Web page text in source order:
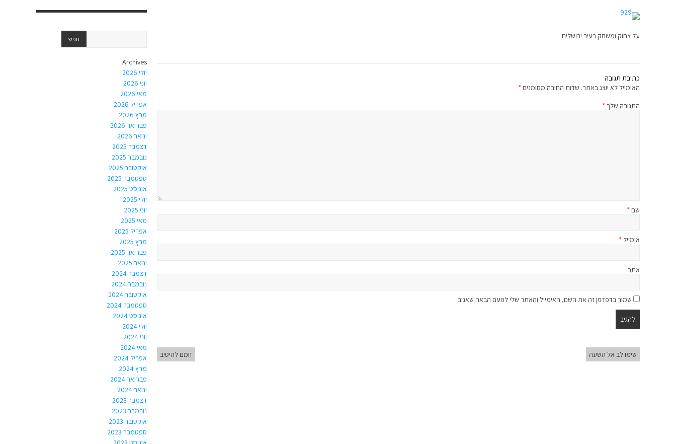
על צחוק ומשחק בעיר ירושלים
כתיבת תגובה
האימייל לא יוצג באתר. שדות החובה מסומנים*
התגובה שלך*
שם*
אימייל *
אתר
שמור בדפדפן זה את השם, האימייל והאתר שלי לפעם הבאה שאגיב.
שימו לב אל השעה זומם להיטיב
Archives
יולי 2026
יוני 2026
מאי 2026
אפריל 2026
מרץ 2026
פברואר 2026
ינואר 2026
דצמבר 2025
נובמבר 2025
אוקטובר 2025
ספטמבר 2025
אוגוסט 2025
יולי 2025
יוני 2025
מאי 2025
אפריל 2025
מרץ 2025
פברואר 2025
ינואר 2025
דצמבר 2024
נובמבר 2024
אוקטובר 2024
ספטמבר 2024
אוגוסט 2024
יולי 2024
יוני 2024
מאי 2024
אפריל 2024
מרץ 2024
פברואר 2024
ינואר 2024
דצמבר 2023
נובמבר 2023
אוקטובר 2023
ספטמבר 2023